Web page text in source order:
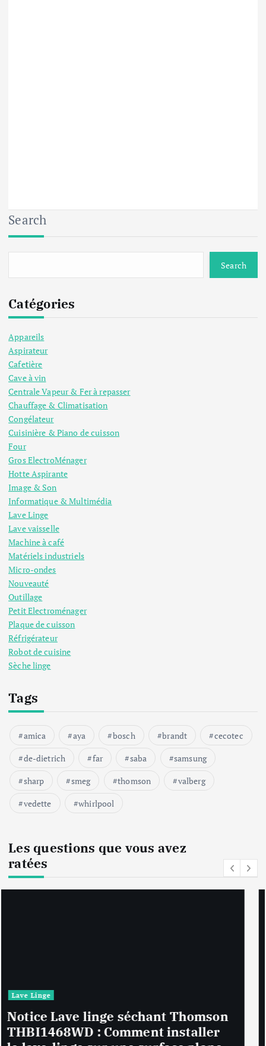
Search
Search
Catégories
Appareils
Aspirateur
Cafetière
Cave à vin
Centrale Vapeur & Fer à repasser
Chauffage & Climatisation
Congélateur
Cuisinière & Piano de cuisson
Four
Gros ElectroMénager
Hotte Aspirante
Image & Son
Informatique & Multimédia
Lave Linge
Lave vaisselle
Machine à café
Matériels industriels
Micro-ondes
Nouveauté
Outillage
Petit Electroménager
Plaque de cuisson
Réfrigérateur
Robot de cuisine
Sèche linge
Tags
amica aya bosch brandt
cecotec
de-dietrich
far saba
samsung
sharp
smeg thomson
valberg
vedette
whirlpool
Les questions que vous avez
ratées
Lave Linge
Notice Lave linge F94841WH LG